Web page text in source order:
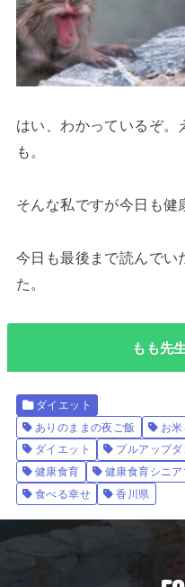
はい、わかっているぞ。
も。
そんな私ですが今日も健
今日も最後まで読んでい
た。
もも先
ダイエット
ありのままの夜ご飯
お米
ダイエット
プルアップ
健康食育
健康食育シニア
食べる幸せ
香川県